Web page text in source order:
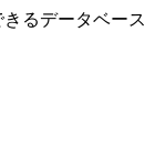
るデータベース